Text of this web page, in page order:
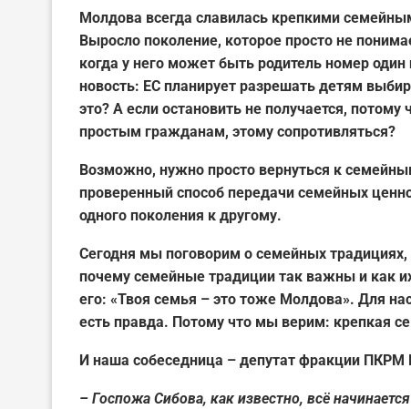
Молдова всегда славилась крепкими
Выросло поколение, которое просто не
когда у него может быть родитель номер
новость: ЕС планирует разрешать детям
это? А если остановить не получается,
простым гражданам, этому сопротивляться?
Возможно, нужно просто вернуться к
проверенный способ передачи семейных
одного поколения к другому.
Сегодня мы поговорим о семейных
почему семейные традиции так важны и как
его: «Твоя семья – это тоже Молдова». Для
есть правда. Потому что мы верим: крепкая
И наша собеседница – депутат фракции
– Госпожа Сибова, как известно, всё